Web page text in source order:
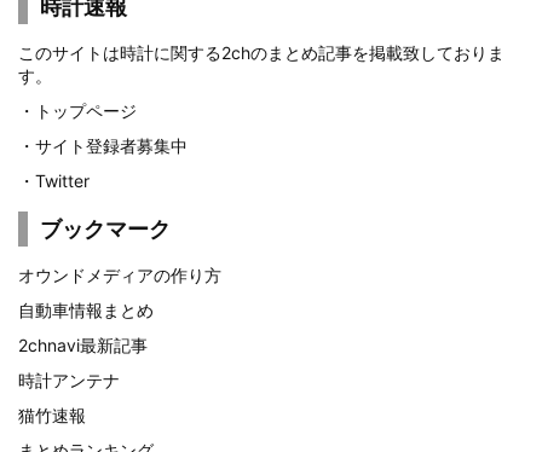
時計速報
このサイトは時計に関する2chのまとめ記事を掲載致しておりま
す。
・ トップページ
・ サイト登録者募集中
・ Twitter
ブックマーク
オウンドメディアの作り方
自動車情報まとめ
2chnavi最新記事
時計アンテナ
猫竹速報